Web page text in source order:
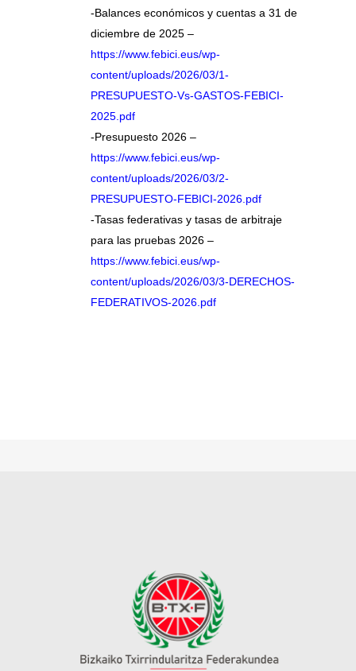
-Balances económicos y cuentas a 31 de
diciembre de 2025 –
https://www.febici.eus/wp-
content/uploads/2026/03/1-
PRESUPUESTO-Vs-GASTOS-FEBICI-
2025.pdf
-Presupuesto 2026 –
https://www.febici.eus/wp-
content/uploads/2026/03/2-
PRESUPUESTO-FEBICI-2026.pdf
-Tasas federativas y tasas de arbitraje
para las pruebas 2026 –
https://www.febici.eus/wp-
content/uploads/2026/03/3-DERECHOS-
FEDERATIVOS-2026.pdf